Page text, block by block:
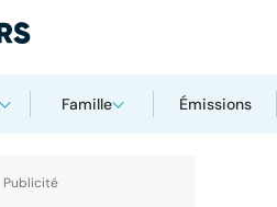
Famille Émissions